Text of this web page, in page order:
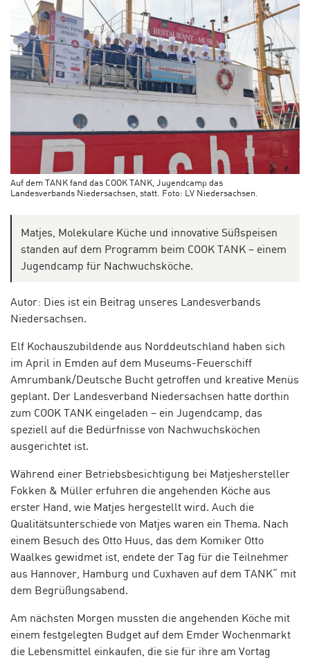
Auf dem TANK fand das COOK TANK, Jugendcamp das
Landesverbands Niedersachsen, statt. Foto: LV Niedersachsen.
Matjes, Molekulare Küche und innovative Süßspeisen
standen auf dem Programm beim COOK TANK – einem
Jugendcamp für Nachwuchsköche.
Autor: Dies ist ein Beitrag unseres Landesverbands
Niedersachsen.
Elf Kochauszubildende aus Norddeutschland haben sich
im April in Emden auf dem Museums-Feuerschiff
Amrumbank/Deutsche Bucht getroffen und kreative Menüs
geplant. Der Landesverband Niedersachsen hatte dorthin
zum COOK TANK eingeladen – ein Jugendcamp, das
speziell auf die Bedürfnisse von Nachwuchsköchen
ausgerichtet ist.
Während einer Betriebsbesichtigung bei Matjeshersteller
Fokken & Müller erfuhren die angehenden Köche aus
erster Hand, wie Matjes hergestellt wird. Auch die
Qualitätsunterschiede von Matjes waren ein Thema. Nach
einem Besuch des Otto Huus, das dem Komiker Otto
Waalkes gewidmet ist, endete der Tag für die Teilnehmer
aus Hannover, Hamburg und Cuxhaven auf dem TANK“ mit
dem Begrüßungsabend.
Am nächsten Morgen mussten die angehenden Köche mit
einem festgelegten Budget auf dem Emder Wochenmarkt
die Lebensmittel einkaufen, die sie für ihre am Vortag